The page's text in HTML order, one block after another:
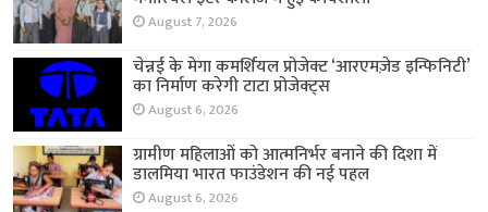
August 7, 2026
चेन्नई के मेगा कमर्शियल प्रोजेक्ट ‘आरएमज़ेड इन्फिनिटी’
का निर्माण करेगी टाटा प्रोजेक्ट्स
August 6, 2026
ग्रामीण महिलाओं को आत्मनिर्भर बनाने की दिशा में
डालमिया भारत फाउंडेशन की नई पहल
August 6, 2026